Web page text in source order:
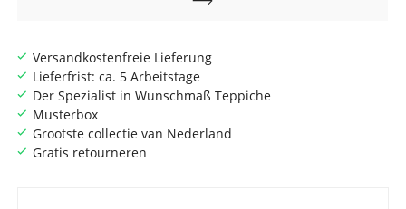
Versandkostenfreie Lieferung
Lieferfrist: ca. 5 Arbeitstage
Der Spezialist in Wunschmaß Teppiche
Musterbox
Grootste collectie van Nederland
Gratis retourneren